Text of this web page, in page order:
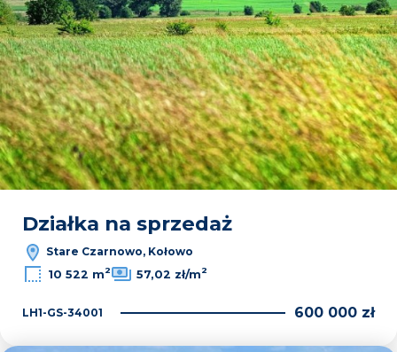
Działka na sprzedaż
Stare Czarnowo, Kołowo
10 522 m2 57,02 zł/m2
LH1-GS-34001 600 000 zł